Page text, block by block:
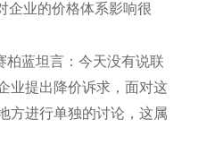
企业的价格体系影响很
柏蓝坦言：今天没有说联
业提出降价诉求，面对这
方进行单独的讨论，这属